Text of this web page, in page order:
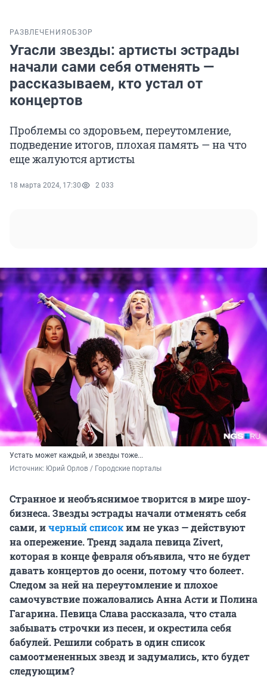
РАЗВЛЕЧЕНИЯ ОБЗОР
Угасли звезды: артисты эстрады
начали сами себя отменять —
рассказываем, кто устал от
концертов
Проблемы со здоровьем, переутомление,
подведение итогов, плохая память — на что
еще жалуются артисты
18 марта 2024, 17:30 2 033
Устать может каждый, и звезды тоже...
Источник: Юрий Орлов / Городские порталы
Странное и необъяснимое творится в мире шоу-
бизнеса. Звезды эстрады начали отменять себя
сами, ичерный списоким не указ — действуют
на опережение. Тренд задала певица Zivert,
которая в конце февраля объявила, что не будет
давать концертов до осени, потому что болеет.
Следом за ней на переутомление и плохое
самочувствие пожаловались Анна Асти и Полина
Гагарина. Певица Слава рассказала, что стала
забывать строчки из песен, и окрестила себя
бабулей. Решили собрать в один список
самоотмененных звезд и задумались, кто будет
следующим?